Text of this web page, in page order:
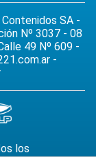
SA -
Nº 3037 - 08
49 Nº 609 -
-
los